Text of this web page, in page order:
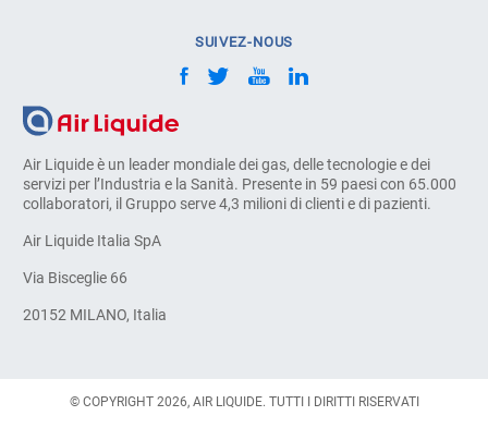
Air Liquide è un leader mondiale dei gas, delle tecnologie e dei
servizi per l’Industria e la Sanità. Presente in 59 paesi con 65.000
collaboratori, il Gruppo serve 4,3 milioni di clienti e di pazienti.
Air Liquide Italia SpA
Via Bisceglie 66
20152 MILANO, Italia
SUIVEZ-NOUS
© COPYRIGHT 2026, AIR LIQUIDE. TUTTI I DIRITTI RISERVATI